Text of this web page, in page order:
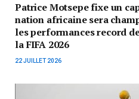
Patrice Motsepe fixe un
nation africaine sera
les performances record
la FIFA 2026
22 JUILLET 2026